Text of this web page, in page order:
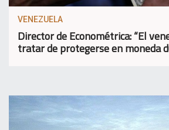
VENEZUELA
Director de Econométrica: “El
tratar de protegerse en moneda